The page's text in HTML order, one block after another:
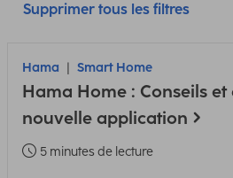
Supprimer tous les filtres
Hama Smart Home
Hama Home : Conseils et
nouvelle application
5 minutes de lecture